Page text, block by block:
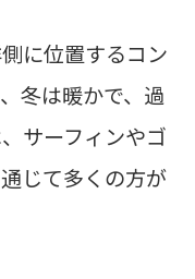
に位置するコン
冬は暖かで、過
サーフィンやゴ
じて多くの方が